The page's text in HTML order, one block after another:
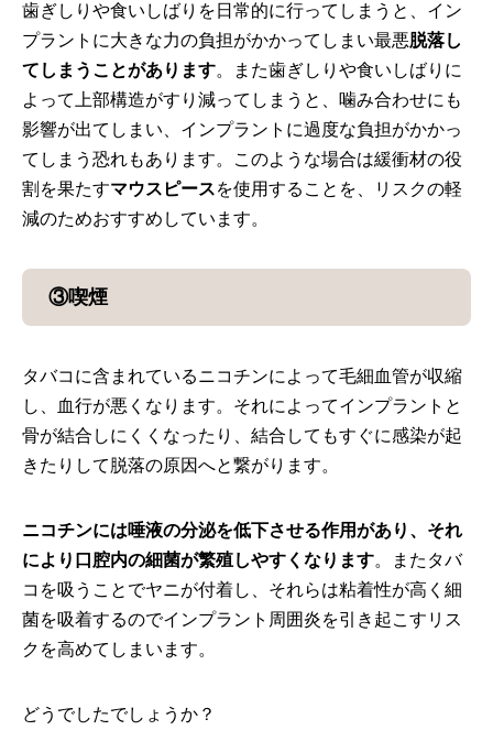
歯ぎしりや食いしばりを日常的に行ってしまうと、イン
プラントに大きな力の負担がかかってしまい最悪脱落し
てしまうことがあります。また歯ぎしりや食いしばりに
よって上部構造がすり減ってしまうと、噛み合わせにも
影響が出てしまい、インプラントに過度な負担がかかっ
てしまう恐れもあります。このような場合は緩衝材の役
割を果たすマウスピースを使用することを、リスクの軽
減のためおすすめしています。
③喫煙
タバコに含まれているニコチンによって毛細血管が収縮
し、血行が悪くなります。それによってインプラントと
骨が結合しにくくなったり、結合してもすぐに感染が起
きたりして脱落の原因へと繋がります。
ニコチンには唾液の分泌を低下させる作用があり、それ
により口腔内の細菌が繁殖しやすくなります。またタバ
コを吸うことでヤニが付着し、それらは粘着性が高く細
菌を吸着するのでインプラント周囲炎を引き起こすリス
クを高めてしまいます。
どうでしたでしょうか？